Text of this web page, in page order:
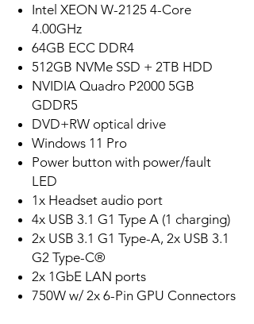
Intel XEON W-2125 4-Core
4.00GHz
64GB ECC DDR4
512GB NVMe SSD + 2TB HDD
NVIDIA Quadro P2000 5GB
GDDR5
DVD+RW optical drive
Windows 11 Pro
Power button with power/fault
LED
1x Headset audio port
4x USB 3.1 G1 Type A (1 charging)
2x USB 3.1 G1 Type-A, 2x USB 3.1
G2 Type-C®
2x 1GbE LAN ports
750W w/ 2x 6-Pin GPU Connectors